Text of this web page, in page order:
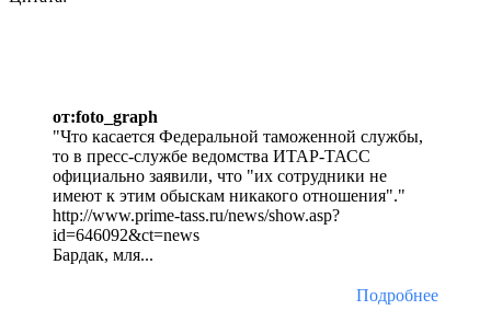
от:foto_graph
"Что касается Федеральной таможенной службы,
то в пресс-службе ведомства ИТАР-ТАСС
официально заявили, что "их сотрудники не
имеют к этим обыскам никакого отношения"."
http://www.prime-tass.ru/news/show.asp?
id=646092&ct=news
Бардак, мля...
Подробнее